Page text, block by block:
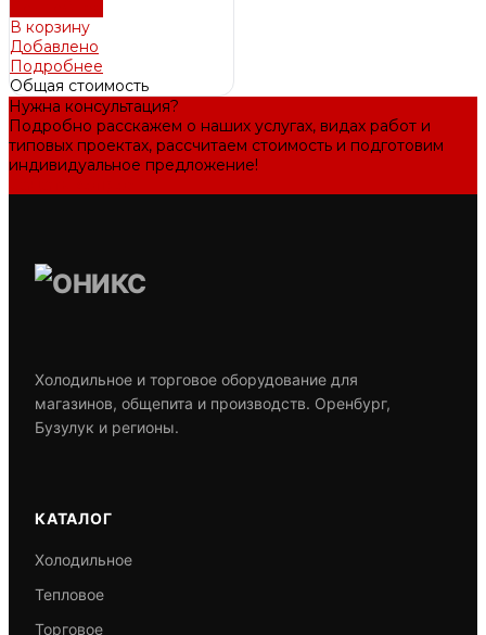
В корзину
Добавлено
Подробнее
Общая стоимость
Нужна консультация?
Подробно расскажем о наших услугах, видах работ и
типовых проектах, рассчитаем стоимость и подготовим
индивидуальное предложение!
Холодильное и торговое оборудование для
магазинов, общепита и производств. Оренбург,
Бузулук и регионы.
КАТАЛОГ
Холодильное
Тепловое
Торговое